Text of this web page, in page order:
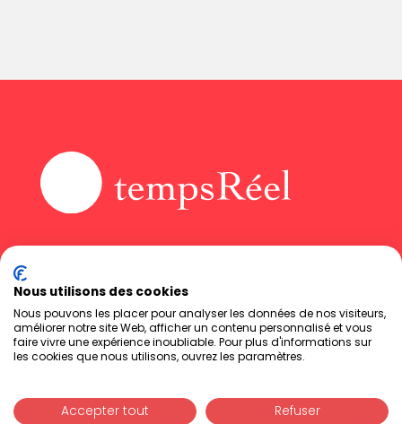
Accueil
News
Contact
Mentions légales
Politique de
Instagram
VOIR LES AVIS DE NOS
CLIENTS
Nous utilisons des cookies
Nous pouvons les placer pour analyser les données de nos visiteurs,
améliorer notre site Web, afficher un contenu personnalisé et vous
faire vivre une expérience inoubliable. Pour plus d'informations sur
les cookies que nous utilisons, ouvrez les paramètres.
Accepter tout Refuser